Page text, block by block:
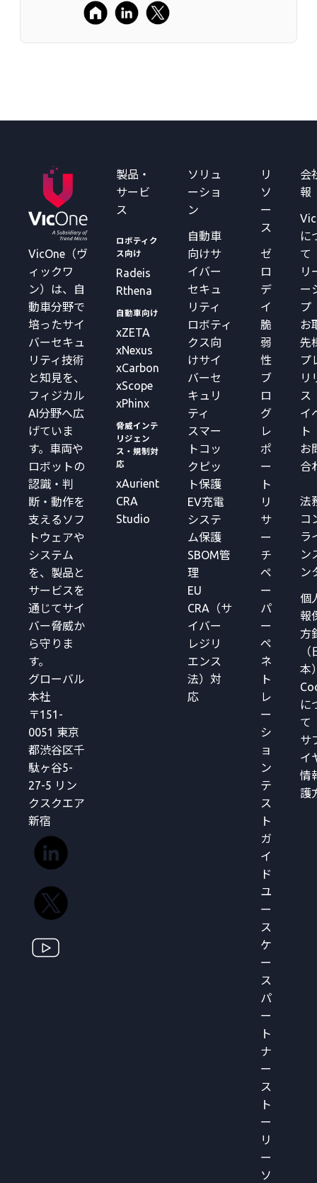
VicOne（ヴ
ィックワ
ン）は、自
動車分野で
培ったサイ
バーセキュ
リティ技術
と知見を、
フィジカル
AI分野へ広
げていま
す。車両や
ロボットの
認識・判
断・動作を
支えるソフ
トウェアや
システム
を、製品と
サービスを
通じてサイ
バー脅威か
ら守りま
す。
グローバル
本社
〒151-
0051 東京
都渋谷区千
駄ヶ谷5-
27-5 リン
クスクエア
新宿
製品・
サービ
ス
ロボティク
ス向け
Radeis
Rthena
自動車向け
xZETA
xNexus
xCarbon
xScope
xPhinx
脅威インテ
リジェン
ス・規制対
応
xAurient
CRA
Studio
ソリュ
ーショ
ン
自動車
向けサ
イバー
セキュ
リティ
ロボティ
クス向
けサイ
バーセ
キュリ
ティ
スマー
トコッ
クピッ
ト保護
EV充電
システ
ム保護
SBOM管
理
EU
CRA（サ
イバー
レジリ
エンス
法）対
応
リ
ソ
ー
ス
ゼ
ロ
デ
イ
脆
弱
性
ブ
ロ
グ
レ
ポ
ー
ト
リ
サ
ー
チ
ペ
ー
パ
ー
ペ
ネ
ト
レ
ー
シ
ョ
ン
テ
ス
ト
ガ
イ
ド
ユ
ー
ス
ケ
ー
ス
パ
ー
ト
ナ
ー
ス
ト
ー
リ
ー
ソ
会
報
に
て
リ
ー
プ
お
先
プ
リ
ス
イ
ト
お
合
法
コ
ラ
ン
ン
個
報
方
（
本
に
て
サ
イ
情
護